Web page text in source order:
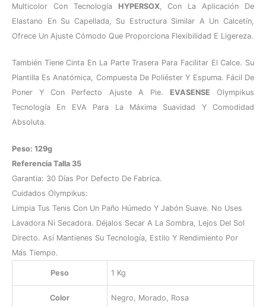
Multicolor Con Tecnología HYPERSOX, Con La Aplicación De
Elastano En Su Capellada, Su Estructura Similar A Un Calcetín,
Ofrece Un Ajuste Cómodo Que Proporciona Flexibilidad E Ligereza.
También Tiene Cinta En La Parte Trasera Para Facilitar El Calce. Su
Plantilla Es Anatómica, Compuesta De Poliéster Y Espuma. Fácil De
Poner Y Con Perfecto Ajuste A Pie. EVASENSE Olympikus
Tecnología En EVA Para La Máxima Suavidad Y Comodidad
Absoluta.
Peso: 129g
Referencia Talla 35
Garantia: 30 Días Por Defecto De Fabrica.
Cuidados Olympikus:
Limpia Tus Tenis Con Un Paño Húmedo Y Jabón Suave. No Uses
Lavadora Ni Secadora. Déjalos Secar A La Sombra, Lejos Del Sol
Directo. Así Mantienes Su Tecnología, Estilo Y Rendimiento Por
Más Tiempo.
Peso 1 Kg
Color Negro, Morado, Rosa